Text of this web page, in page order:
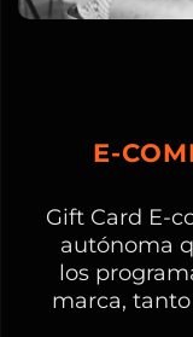
E-
Gift Card E-
autónoma
los
marca,